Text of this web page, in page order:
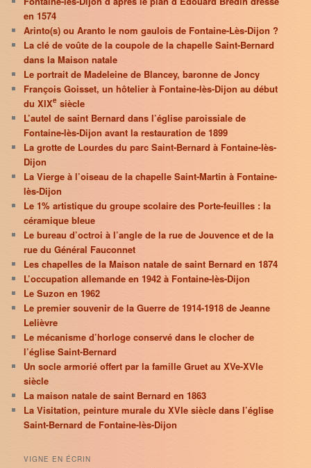
en 1574
Arinto(s) ou Aranto le nom gaulois de Fontaine-Lès-Dijon ?
La clé de voûte de la coupole de la chapelle Saint-Bernard
dans la Maison natale
Le portrait de Madeleine de Blancey, baronne de Joncy
François Goisset, un hôtelier à Fontaine-lès-Dijon au début
du XIXe siècle
L’autel de saint Bernard dans l’église paroissiale de
Fontaine-lès-Dijon avant la restauration de 1899
La grotte de Lourdes du parc Saint-Bernard à Fontaine-lès-
Dijon
La Vierge à l’oiseau de la chapelle Saint-Martin à Fontaine-
lès-Dijon
Le 1% artistique du groupe scolaire des Porte-feuilles : la
céramique bleue
Le bureau d’octroi à l’angle de la rue de Jouvence et de la
rue du Général Fauconnet
Les chapelles de la Maison natale de saint Bernard en 1874
L’occupation allemande en 1942 à Fontaine-lès-Dijon
Le Suzon en 1962
Le premier souvenir de la Guerre de 1914-1918 de Jeanne
Lelièvre
Le mécanisme d’horloge conservé dans le clocher de
l’église Saint-Bernard
Un socle armorié offert par la famille Gruet au XVe-XVIe
siècle
La maison natale de saint Bernard en 1863
La Visitation, peinture murale du XVIe siècle dans l’église
Saint-Bernard de Fontaine-lès-Dijon
VIGNE EN ÉCRIN